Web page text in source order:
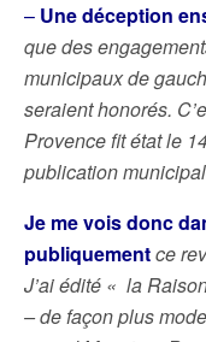
– Une déception
que des
municipaux de
seraient honorés.
Provence fit état le
publication
Je me vois donc
publiquementce
J’ai édité « la
– de façon plus